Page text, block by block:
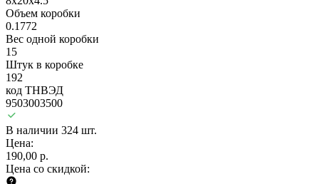
Объем коробки
0.1772
Вес одной коробки
15
Штук в коробке
192
код ТНВЭД
9503003500
В наличии 324 шт.
Цена:
190,00 р.
Цена со скидкой: